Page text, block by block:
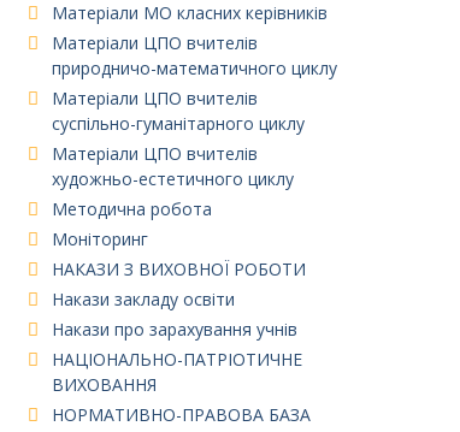
Матеріали МО класних керівників
Матеріали ЦПО вчителів
природничо-математичного циклу
Матеріали ЦПО вчителів
суспільно-гуманітарного циклу
Матеріали ЦПО вчителів
художньо-естетичного циклу
Методична робота
Моніторинг
НАКАЗИ З ВИХОВНОЇ РОБОТИ
Накази закладу освіти
Накази про зарахування учнів
НАЦІОНАЛЬНО-ПАТРІОТИЧНЕ
ВИХОВАННЯ
НОРМАТИВНО-ПРАВОВА БАЗА